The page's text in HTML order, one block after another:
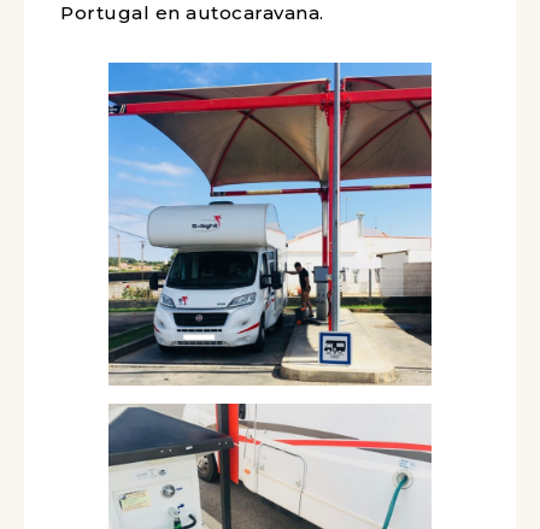
Nosotros hemos parado en varios de
os dejamos todos los
supermercados que hay en el país que
os ayudará a panificar vuestro viaje a
Portugal en autocaravana.